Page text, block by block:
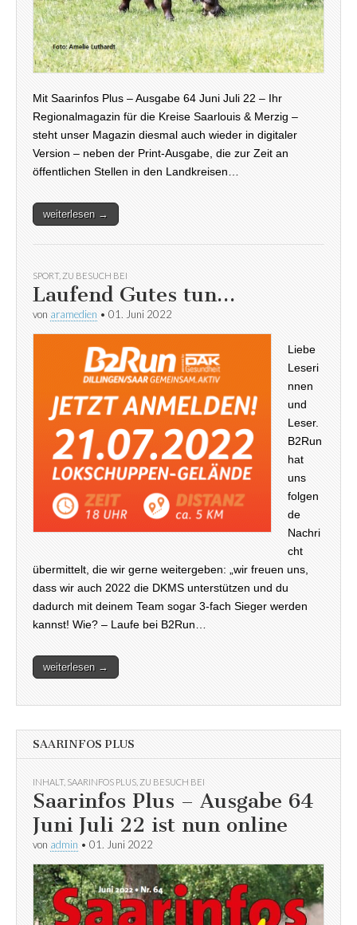
Mit Saarinfos Plus – Ausgabe 64 Juni Juli 22 – Ihr
Regionalmagazin für die Kreise Saarlouis & Merzig –
steht unser Magazin diesmal auch wieder in digitaler
Version – neben der Print-Ausgabe, die zur Zeit an
öffentlichen Stellen in den Landkreisen…
weiterlesen →
SPORT, ZU BESUCH BEI
Laufend Gutes tun…
von aramedien • 01. Juni 2022
Liebe
Leseri
nnen
und
Leser.
B2Run
hat
uns
folgen
de
Nachri
cht
übermittelt, die wir gerne weitergeben: „wir freuen uns,
dass wir auch 2022 die DKMS unterstützen und du
dadurch mit deinem Team sogar 3-fach Sieger werden
kannst! Wie? – Laufe bei B2Run…
weiterlesen →
SAARINFOS PLUS
INHALT, SAARINFOS PLUS ZU BESUCH BEI
Saarinfos Plus – Ausgabe 64
Juni Juli 22 ist nun online
von admin • 01. Juni 2022